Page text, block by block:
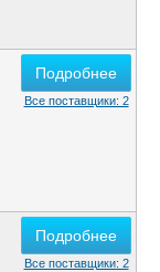
Подробнее
Все поставщики: 2
Подробнее
Все поставщики: 2